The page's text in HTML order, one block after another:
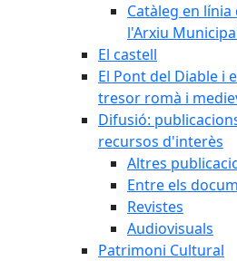
Catàleg en
l'Arxiu
El castell
El Pont del Diable i
tresor romà i
Difusió:
recursos d'interès
Altres
Entre els
Revistes
Audiovisuals
Patrimoni Cultural